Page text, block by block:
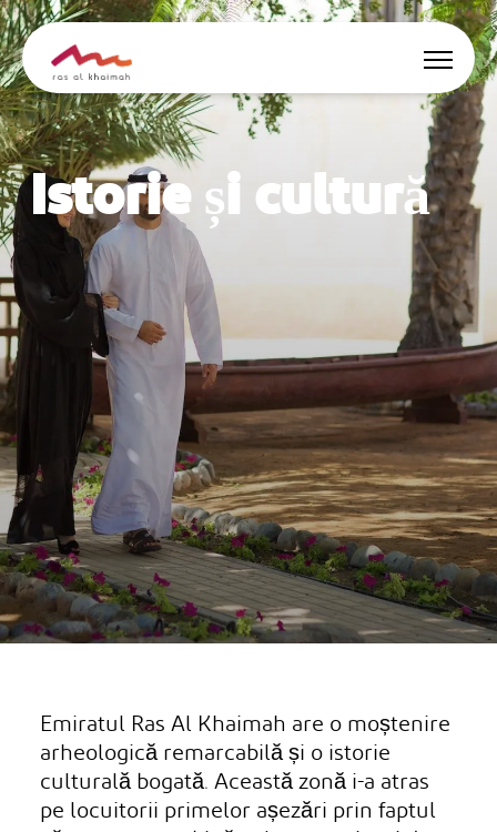
Oferte
Surse de inspirație
Locuri de cazare
Activități
RO
Istorie și cultură
Emiratul Ras Al Khaimah are o moștenire
arheologică remarcabilă și o istorie
culturală bogată. Această zonă i-a atras
pe locuitorii primelor așezări prin faptul